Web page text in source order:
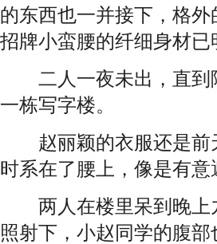
的东西也一并接下，格
招牌小蛮腰的纤细身材
二人一夜未出，直到
一栋写字楼。
赵丽颖的衣服还是前
时系在了腰上，像是有意
两人在楼里呆到晚上
照射下，小赵同学的腹